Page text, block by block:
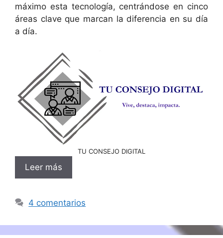
máximo esta tecnología, centrándose en cinco
áreas clave que marcan la diferencia en su día
a día.
TU CONSEJO DIGITAL
Leer más
4 comentarios